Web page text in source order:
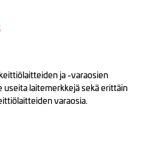
ja -varaosien
laitemerkkejä sekä erittäin
varaosia.